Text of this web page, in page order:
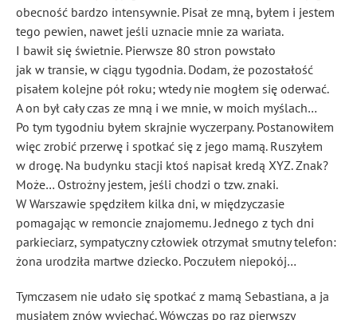
obecność bardzo intensywnie. Pisał ze mną, byłem i jestem
tego pewien, nawet jeśli uznacie mnie za wariata.
I bawił się świetnie. Pierwsze 80 stron powstało
jak w transie, w ciągu tygodnia. Dodam, że pozostałość
pisałem kolejne pół roku; wtedy nie mogłem się oderwać.
A on był cały czas ze mną i we mnie, w moich myślach…
Po tym tygodniu byłem skrajnie wyczerpany. Postanowiłem
więc zrobić przerwę i spotkać się z jego mamą. Ruszyłem
w drogę. Na budynku stacji ktoś napisał kredą XYZ. Znak?
Może… Ostrożny jestem, jeśli chodzi o tzw. znaki.
W Warszawie spędziłem kilka dni, w międzyczasie
pomagając w remoncie znajomemu. Jednego z tych dni
parkieciarz, sympatyczny człowiek otrzymał smutny telefon:
żona urodziła martwe dziecko. Poczułem niepokój…
Tymczasem nie udało się spotkać z mamą Sebastiana, a ja
musiałem znów wyjechać. Wówczas po raz pierwszy